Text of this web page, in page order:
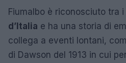
Fiumalbo è riconosciuto tra i
d’Italia e ha una storia di
collega a eventi lontani,
di Dawson del 1913 in cui